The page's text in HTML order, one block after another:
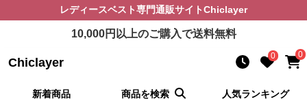
レディースベスト専門通販サイトChiclayer
10,000円以上のご購入で送料無料
Chiclayer 0 0
新着商品 商品を検索 人気ランキング